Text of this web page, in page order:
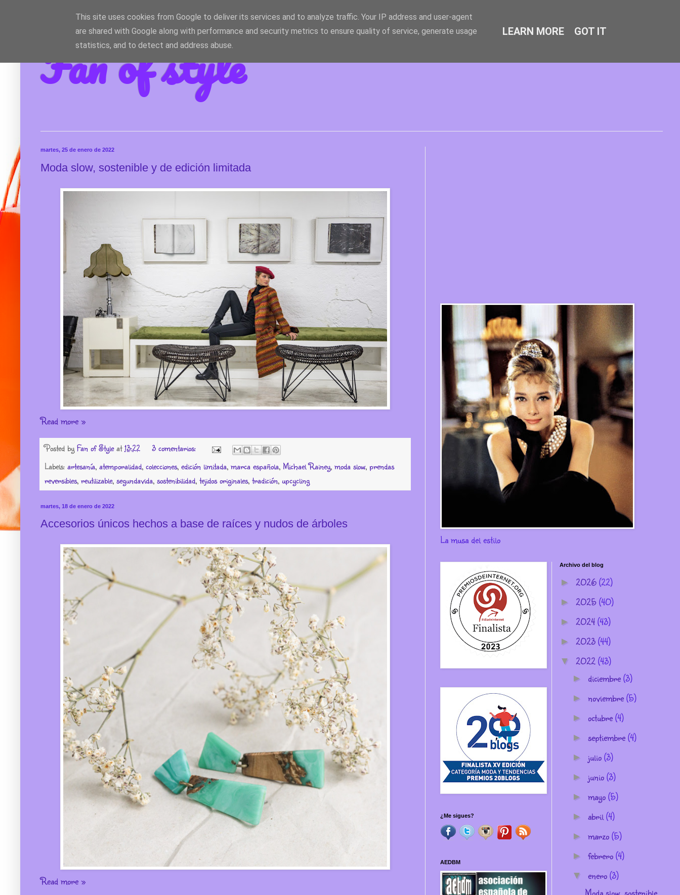
Fan of style
martes, 25 de enero de 2022
Moda slow, sostenible y de edición limitada
Read more »
Posted by Fan of Style at13:22
3 comentarios:
Labels: artesanía, atemporalidad, colecciones, edición limitada, marca española, Michael Rainey, moda slow, prendas
reversibles, reutilizable, segundavida, sostenibilidad, tejidos originales, tradición, upcycling
martes, 18 de enero de 2022
Accesorios únicos hechos a base de raíces y nudos de árboles
Read more »
La musa del estilo
¿Me sigues?
AEDBM
Archivo del blog
► 2026(22)
► 2025(40)
► 2024(43)
► 2023(44)
▼ 2022(43)
► diciembre(3)
► noviembre(5)
► octubre(4)
► septiembre(4)
► julio(3)
► junio(3)
► mayo(5)
► abril(4)
► marzo(5)
► febrero(4)
▼ enero(3)
This site uses cookies from Google to deliver its services and to analyze traffic. Your IP address and user-agent
are shared with Google along with performance and security metrics to ensure quality of service, generate usage
statistics, and to detect and address abuse.
LEARN MORE GOT IT